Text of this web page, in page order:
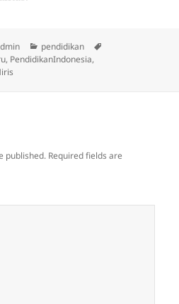
Categories
pendidikan
, PendidikanIndonesia,
published. Required fields are